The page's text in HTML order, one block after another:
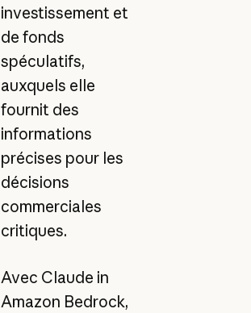
investissement et
de fonds
spéculatifs,
auxquels elle
fournit des
informations
précises pour les
décisions
commerciales
critiques.
Avec Claude in
Amazon Bedrock,